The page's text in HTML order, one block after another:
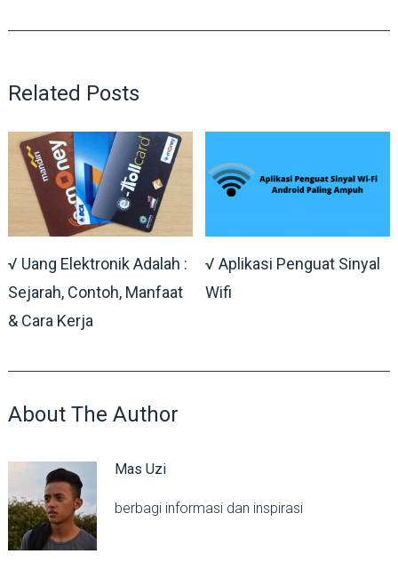
Related Posts
√ Uang Elektronik Adalah :
Sejarah, Contoh, Manfaat
& Cara Kerja
√ Aplikasi Penguat Sinyal
Wifi
About The Author
Mas Uzi
berbagi informasi dan inspirasi